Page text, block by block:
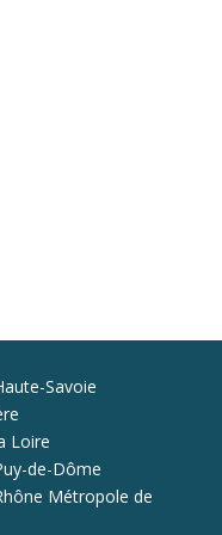
Savoie
Loire
de-Dôme
Métropole de